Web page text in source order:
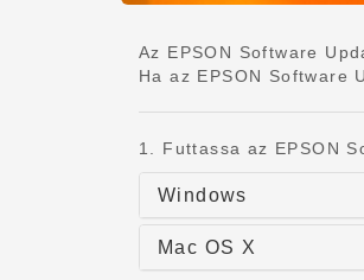
Az EPSON Software
Ha az EPSON
1. Futtassa az EPSON
Windows
Mac OS X